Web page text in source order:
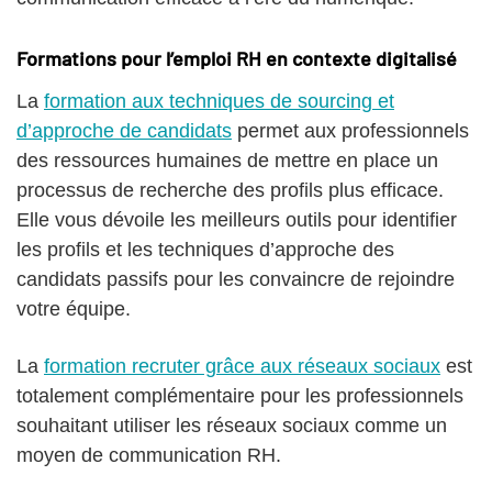
Formations pour l’emploi RH en contexte digitalisé
La formation aux techniques de sourcing et
d’approche de candidats permet aux professionnels
des ressources humaines de mettre en place un
processus de recherche des profils plus efficace.
Elle vous dévoile les meilleurs outils pour identifier
les profils et les techniques d’approche des
candidats passifs pour les convaincre de rejoindre
votre équipe.
La formation recruter grâce aux réseaux sociaux est
totalement complémentaire pour les professionnels
souhaitant utiliser les réseaux sociaux comme un
moyen de communication RH.